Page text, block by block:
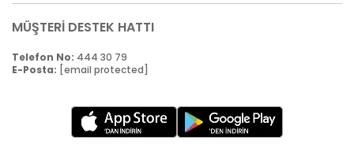
MÜŞTERİ DESTEK HATTI
Telefon No: 444 30 79
E-Posta: [email protected]